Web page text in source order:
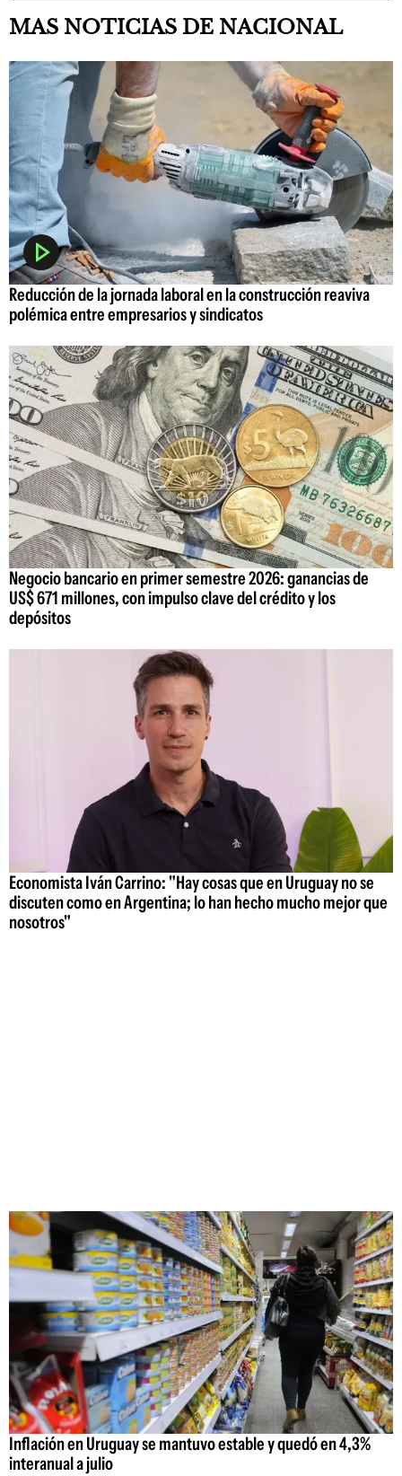
MAS NOTICIAS DE NACIONAL
Reducción de la jornada laboral en la construcción reaviva
polémica entre empresarios y sindicatos
Negocio bancario en primer semestre 2026: ganancias de
US$ 671 millones, con impulso clave del crédito y los
depósitos
Economista Iván Carrino: "Hay cosas que en Uruguay no se
discuten como en Argentina; lo han hecho mucho mejor que
nosotros"
Inflación en Uruguay se mantuvo estable y quedó en 4,3%
interanual a julio